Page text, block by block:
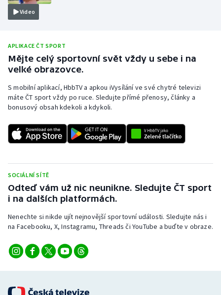
Motorsport
Parasport
Plážový volejbal
Ragby
Rychlostní kanoistika
Short track
Sportovní střelba
Stolní tenis
Veslování
Video
APLIKACE ČT SPORT
Mějte celý sportovní svět vždy u sebe i na
velké obrazovce.
S mobilní aplikací, HbbTV a apkou iVysílání ve své chytré televizi
máte ČT sport vždy po ruce. Sledujte přímé přenosy, články a
bonusový obsah kdekoli a kdykoli.
SOCIÁLNÍ SÍTĚ
Odteď vám už nic neunikne. Sledujte ČT sport
i na dalších platformách.
Nenechte si nikde ujít nejnovější sportovní události. Sledujte nás i
na Facebooku, X, Instagramu, Threads či YouTube a buďte v obraze.